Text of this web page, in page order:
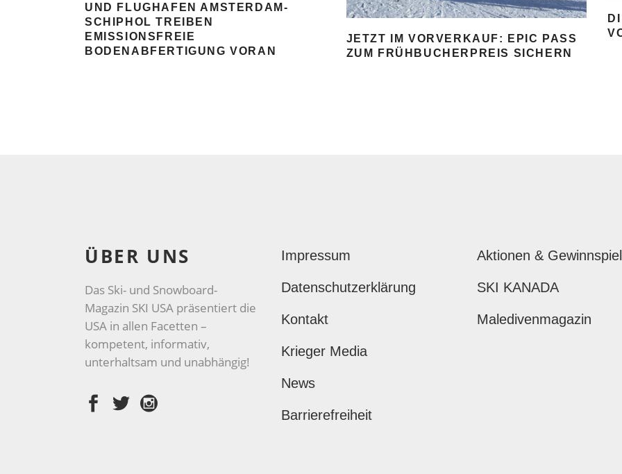
UND FLUGHAFEN AMSTERDAM-
SCHIPHOL TREIBEN
EMISSIONSFREIE
BODENABFERTIGUNG VORAN
JETZT IM VORVERKAUF: EPIC PASS
ZUM FRÜHBUCHERPREIS SICHERN
ÜBER UNS
Das Ski- und Snowboard-
Magazin SKI USA präsentiert die
USA in allen Facetten –
kompetent, informativ,
unterhaltsam und unabhängig!
Impressum
Datenschutzerklärung
Kontakt
Krieger Media
News
Barrierefreiheit
Aktionen &
SKI KANADA
Maledivenmagazin